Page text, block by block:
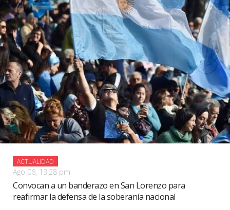
ACTUALIDAD
Ago 06, 13:28 pm
Convocan a un banderazo en San Lorenzo para
reafirmar la defensa de la soberanía nacional